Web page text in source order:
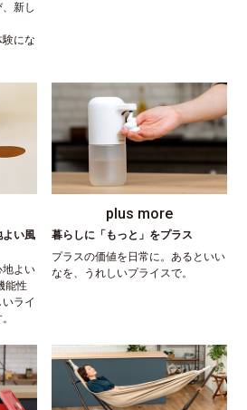
新し
にな
よい風
地よい
能性
ライ
plus more
暮らしに「もっと」をプラス
プラスの価値を日常に。あるといい
なを、うれしいプライスで。